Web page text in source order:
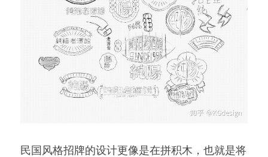
民国风格招牌的设计更像是在拼积木，也就是将